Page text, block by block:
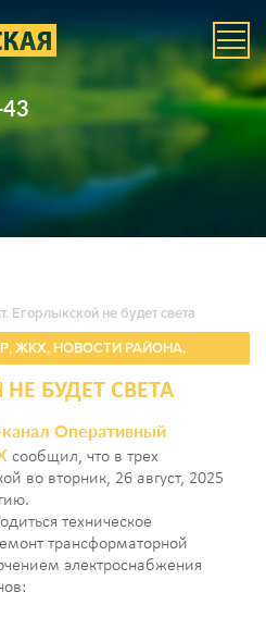
Егорлыкской не будет света
,ЖКХ, НОВОСТИ РАЙОНА,
БУДЕТ СВЕТА
Оперативный
сообщил, что в трех
во вторник, 26 август, 2025
техническое
трансформаторной
электроснабжения